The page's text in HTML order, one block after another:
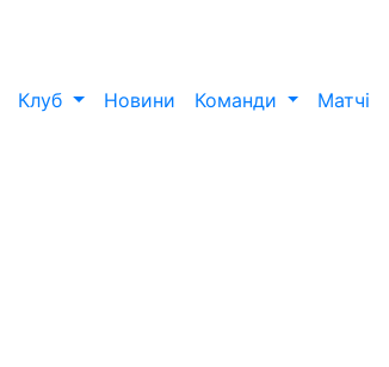
Клуб Новини Команди Матчі